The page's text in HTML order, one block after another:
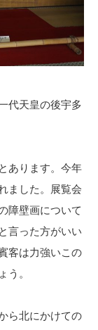
代天皇の後宇多
あります。今年
ました。展覧会
障壁画について
言った方がいい
客は力強いこの
う。
ら北にかけての